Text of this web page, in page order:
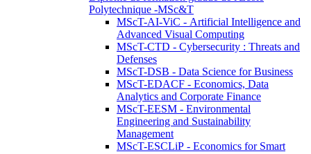
Polytechnique -MSc&T
MScT-AI-ViC - Artificial Intelligence and
Advanced Visual Computing
MScT-CTD - Cybersecurity : Threats and
Defenses
MScT-DSB - Data Science for Business
MScT-EDACF - Economics, Data
Analytics and Corporate Finance
MScT-EESM - Environmental
Engineering and Sustainability
Management
MScT-ESCLiP - Economics for Smart